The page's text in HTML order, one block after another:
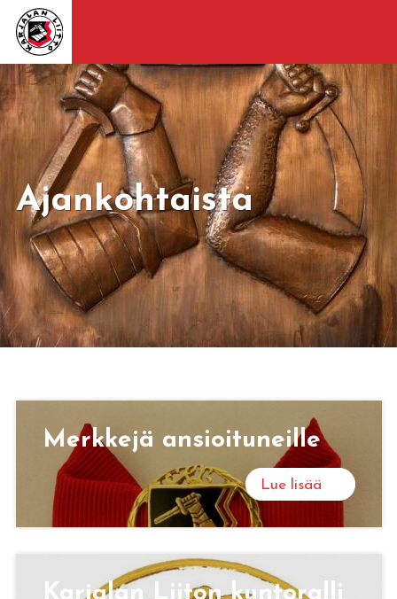
Ajankohtaista
Merk­ke­jä an­sioi­tu­neil­le
Lue lisää
Kar­ja­lan Lii­ton kun­to­ral­li